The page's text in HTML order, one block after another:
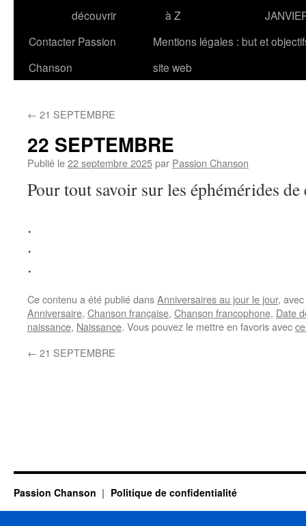
découvrir
à Z
Contacter Passion
Chanson
Mentions légales : but et
site web
← 21 SEPTEMBRE
22 SEPTEMBRE
Publié le22 septembre 2025par Passion Chanson
Pour tout savoir sur les éphémérides
.
.
.
Ce contenu a été publié dansAnniversaires au jour le jour,
Anniversaire, Chanson française, Chanson francophone, Date
naissance, Naissance. Vous pouvez le mettre en favoris avec
← 21 SEPTEMBRE
Passion Chanson Politique de confidentialité